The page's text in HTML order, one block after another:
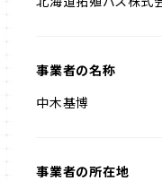
事業者の名称
中木基博
事業者の所在地